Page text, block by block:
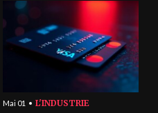
Mai 01 L'INDUSTRIE